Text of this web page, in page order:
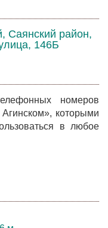
Саянский район,
146Б
номеров
которыми
в любое